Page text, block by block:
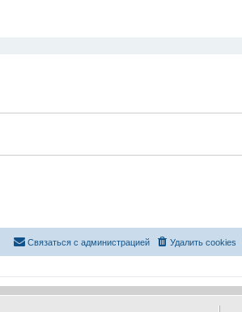
Удалить cookies
Связаться с администрацией